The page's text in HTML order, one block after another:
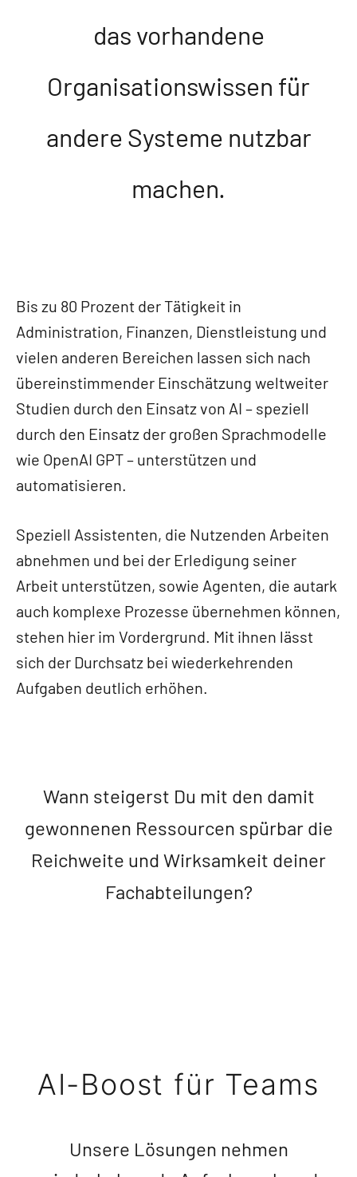
das vorhandene
Organisationswissen für
andere Systeme nutzbar
machen.
Bis zu 80 Prozent der Tätigkeit in
Administration, Finanzen, Dienstleistung und
vielen anderen Bereichen lassen sich nach
übereinstimmender Einschätzung weltweiter
Studien durch den Einsatz von AI – speziell
durch den Einsatz der großen Sprachmodelle
wie OpenAI GPT – unterstützen und
automatisieren.
Speziell Assistenten, die Nutzenden Arbeiten
abnehmen und bei der Erledigung seiner
Arbeit unterstützen, sowie Agenten, die autark
auch komplexe Prozesse übernehmen können,
stehen hier im Vordergrund. Mit ihnen lässt
sich der Durchsatz bei wiederkehrenden
Aufgaben deutlich erhöhen.
Wann steigerst Du mit den damit
gewonnenen Ressourcen spürbar die
Reichweite und Wirksamkeit deiner
Fachabteilungen?
AI-Boost für Teams
Unsere Lösungen nehmen